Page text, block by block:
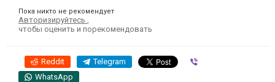
Пока никто не рекомендует
Авторизируйтесь
чтобы оценить и порекомендовать
Reddit Telegram
WhatsApp